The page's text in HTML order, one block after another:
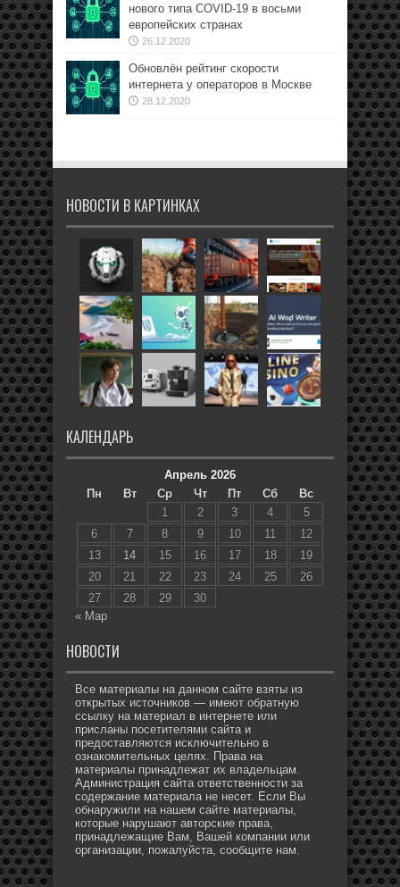
нового типа COVID-19 в восьми
европейских странах
26.12.2020
Обновлён рейтинг скорости
интернета у операторов в Москве
28.12.2020
НОВОСТИ В КАРТИНКАХ
КАЛЕНДАРЬ
Апрель 2026
Пн
Вт Ср Чт Пт Сб
Вс
1
2 3 4
5
6
7 8 9 10 11
12
13
14 15 16 17 18
19
20
21 22 23 24 25
26
27
28 29
30
« Мар
НОВОСТИ
Все материалы на данном сайте взяты из
открытых источников — имеют обратную
ссылку на материал в интернете или
присланы посетителями сайта и
предоставляются исключительно в
ознакомительных целях. Права на
материалы принадлежат их владельцам.
Администрация сайта ответственности за
содержание материала не несет. Если Вы
обнаружили на нашем сайте материалы,
которые нарушают авторские права,
принадлежащие Вам, Вашей компании или
организации, пожалуйста, сообщите нам.